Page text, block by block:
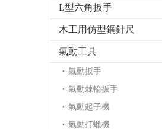
L型六角扳手
木工用仿型鋼針尺
氣動工具
氣動扳手
氣動棘輪扳手
氣動起子機
氣動打蠟機